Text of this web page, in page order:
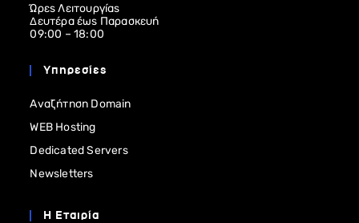
Ώρες Λειτουργίας
Δευτέρα έως Παρασκευή
09:00 – 18:00
Υπηρεσίες
Αναζήτηση Domain
WEB Hosting
Dedicated Servers
Newsletters
Η Εταιρία